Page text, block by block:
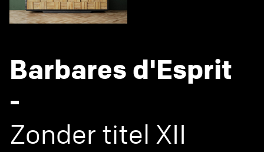
Barbares d'Esprit
-
Zonder titel XII